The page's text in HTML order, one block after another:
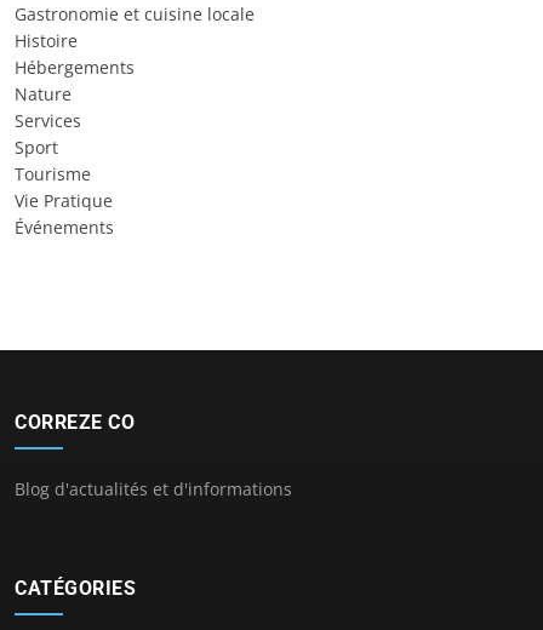
Gastronomie et cuisine locale
Histoire
Hébergements
Nature
Services
Sport
Tourisme
Vie Pratique
Événements
CORREZE CO
Blog d'actualités et d'informations
CATÉGORIES